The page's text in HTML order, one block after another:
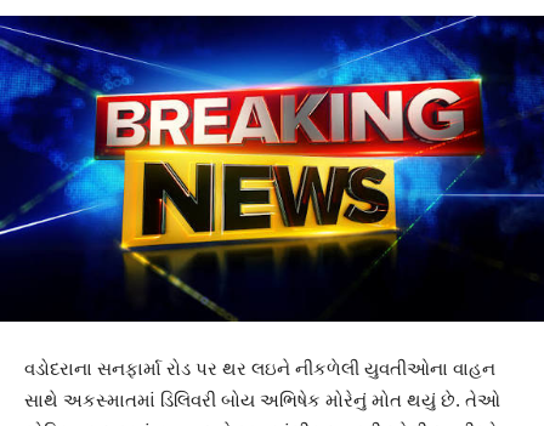
વડોદરાના સનફાર્મા રોડ પર થર લઇને નીકળેલી યુવતીઓના વાહન
સાથે અકસ્માતમાં ડિલિવરી બોય અભિષેક મોરેનું મોત થયું છે. તેઓ